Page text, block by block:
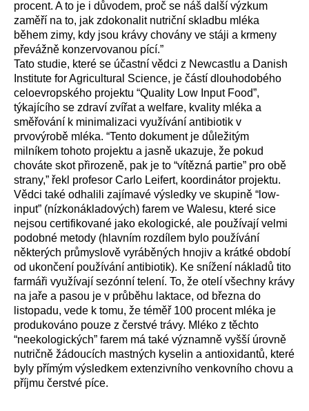
procent. A to je i důvodem, proč se náš další výzkum
zaměří na to, jak zdokonalit nutriční skladbu mléka
během zimy, kdy jsou krávy chovány ve stáji a krmeny
převážně konzervovanou pící.”
Tato studie, které se účastní vědci z Newcastlu a Danish
Institute for Agricultural Science, je částí dlouhodobého
celoevropského projektu “Quality Low Input Food”,
týkajícího se zdraví zvířat a welfare, kvality mléka a
směřování k minimalizaci využívání antibiotik v
prvovýrobě mléka. “Tento dokument je důležitým
milníkem tohoto projektu a jasně ukazuje, že pokud
chováte skot přirozeně, pak je to “vítězná partie” pro obě
strany,” řekl profesor Carlo Leifert, koordinátor projektu.
Vědci také odhalili zajímavé výsledky ve skupině “low-
input” (nízkonákladových) farem ve Walesu, které sice
nejsou certifikované jako ekologické, ale používají velmi
podobné metody (hlavním rozdílem bylo používání
některých průmyslově vyráběných hnojiv a krátké období
od ukončení používání antibiotik). Ke snížení nákladů tito
farmáři využívají sezónní telení. To, že otelí všechny krávy
na jaře a pasou je v průběhu laktace, od března do
listopadu, vede k tomu, že téměř 100 procent mléka je
produkováno pouze z čerstvé trávy. Mléko z těchto
“neekologických” farem má také významně vyšší úrovně
nutričně žádoucích mastných kyselin a antioxidantů, které
byly přímým výsledkem extenzivního venkovního chovu a
příjmu čerstvé píce.